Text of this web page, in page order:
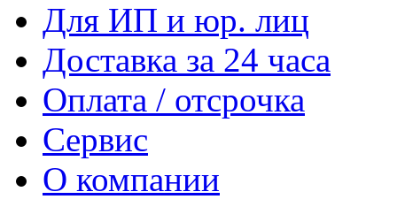
Для ИП и юр. лиц
Доставка за 24 часа
Оплата / отсрочка
Сервис
О компании